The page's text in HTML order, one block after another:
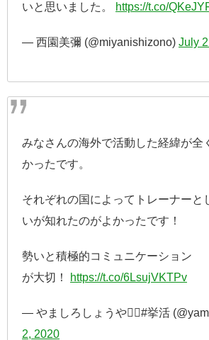
いと思いました。
https://t.co/
— 西園美彌 (@miyanishizono) July
みなさんの海外で活動した経緯が全
かったです。
それぞれの国によってトレーナーと
いが知れたのがよかったです！
勢いと積極的コミュニケーション
が大切！
https://t.co/6LsujVKTPv
— やましろしょうや🏋️‍♂️#挙活
2, 2020